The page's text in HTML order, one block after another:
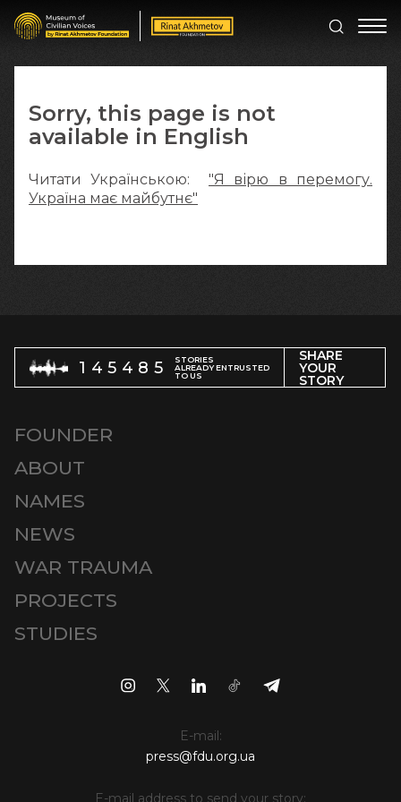
Sorry, this page is not
available in English
Читати Українською: "Я вірю в перемогу.
Україна має майбутнє"
145485
STORIES
ALREADY ENTRUSTED
TO US
SHARE
YOUR
STORY
FOUNDER
ABOUT
NAMES
NEWS
WAR TRAUMA
PROJECTS
STUDIES
E-mail:
press@fdu.org.ua